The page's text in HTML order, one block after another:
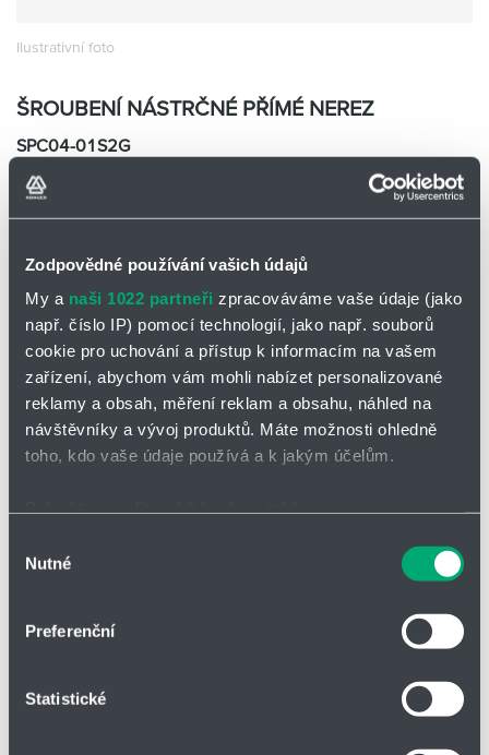
Zodpovědné používání vašich údajů
My a naši 1022 partneři zpracováváme vaše údaje (jako
např. číslo IP) pomocí technologií, jako např. souborů
cookie pro uchování a přístup k informacím na vašem
zařízení, abychom vám mohli nabízet personalizované
reklamy a obsah, měření reklam a obsahu, náhled na
návštěvníky a vývoj produktů. Máte možnosti ohledně
toho, kdo vaše údaje používá a k jakým účelům.
které mohou být přesné na několik metrů
skenování pro konkrétní charakteristiky (otisk prstu)
Zjistěte více o tom, jak zpracováváme vaše osobní
Svůj souhlas můžete kdykoliv změnit nebo odvolat v
souhlasu
Nutné
Preferenční
Statistické
Ilustrativní foto
ŠROUBENÍ NÁSTRČNÉ PŘÍMÉ NEREZ
SPC04-01S2G
Ano
175,00 Kč
Bez DPH
Přidat
nákupní
seznam
-
zahájit
minus plus
Vložit do košíku
Parametry